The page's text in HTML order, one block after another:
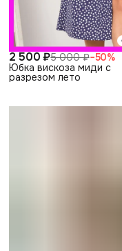
2 500 ₽5 000 ₽−50%
Юбка вискоза миди с
разрезом лето